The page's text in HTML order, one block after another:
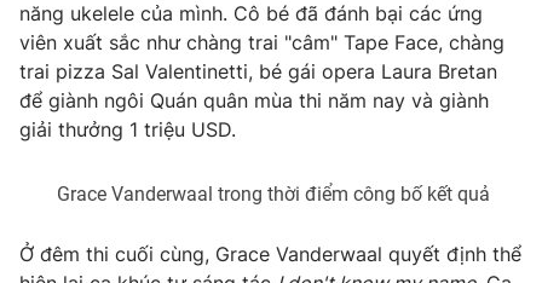
Phim VTV
Hậu trường
Nhân vật
Giải trí
Điện ảnh
Âm nhạc
Đời sống
Chất lượng cuộc sống
Giáo dục
Công nghệ
năng ukelele của mình. Cô bé đã đánh bại các ứng
viên xuất sắc như chàng trai "câm" Tape Face, chàng
trai pizza Sal Valentinetti, bé gái opera Laura Bretan
để giành ngôi Quán quân mùa thi năm nay và giành
giải thưởng 1 triệu USD.
Grace Vanderwaal trong thời điểm công bố kết quả
Ở đêm thi cuối cùng, Grace Vanderwaal quyết định thể